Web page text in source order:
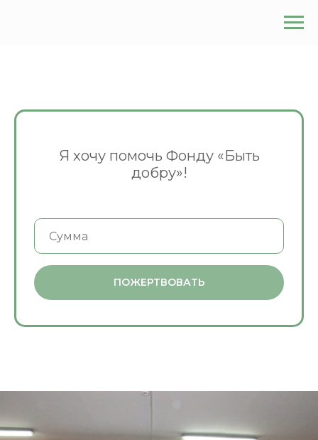
Я хочу помочь Фонду «Быть
добру»!
ПОЖЕРТВОВАТЬ